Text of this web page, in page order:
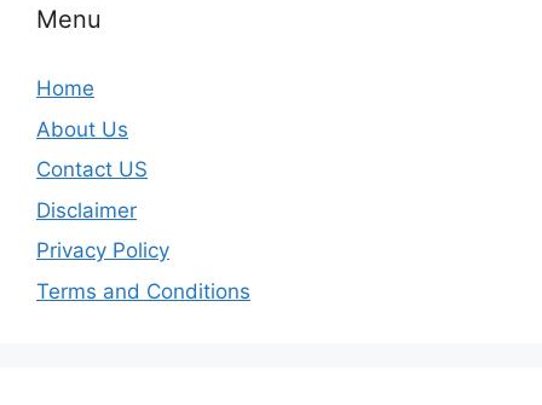
Menu
Home
About Us
Contact US
Disclaimer
Privacy Policy
Terms and Conditions